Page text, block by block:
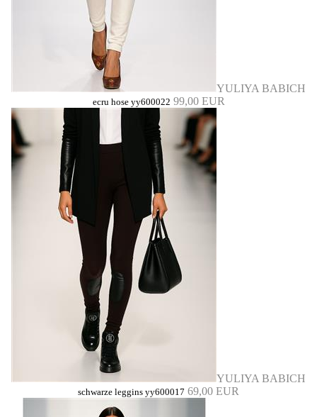
YULIYA BABICH
ecru hose yy600022 99,00 EUR
YULIYA BABICH
schwarze leggins yy600017 69,00 EUR